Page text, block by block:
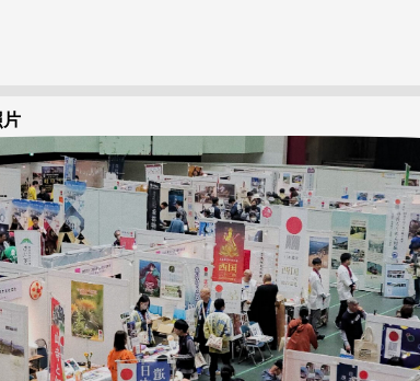
片